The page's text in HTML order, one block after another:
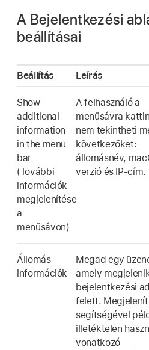
A Bejelentkezési
beállításai
Beállítás Leírás
Show
additional
information
in the menu
bar
(További
információk
megjelenítése
a
menüsávon)
A felhasználó a
menüsávra
nem tekintheti
következőket:
állomásnév,
verzió és IP-cím.
Állomás-
információk
Megad egy
amely
bejelentkezési
felett.
segítségével
illetéktelen
vonatkozó